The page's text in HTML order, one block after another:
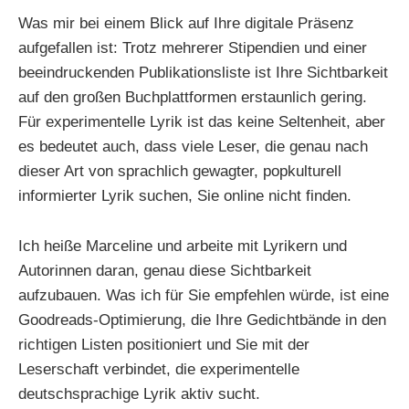
Was mir bei einem Blick auf Ihre digitale Präsenz
aufgefallen ist: Trotz mehrerer Stipendien und einer
beeindruckenden Publikationsliste ist Ihre Sichtbarkeit
auf den großen Buchplattformen erstaunlich gering.
Für experimentelle Lyrik ist das keine Seltenheit, aber
es bedeutet auch, dass viele Leser, die genau nach
dieser Art von sprachlich gewagter, popkulturell
informierter Lyrik suchen, Sie online nicht finden.
Ich heiße Marceline und arbeite mit Lyrikern und
Autorinnen daran, genau diese Sichtbarkeit
aufzubauen. Was ich für Sie empfehlen würde, ist eine
Goodreads-Optimierung, die Ihre Gedichtbände in den
richtigen Listen positioniert und Sie mit der
Leserschaft verbindet, die experimentelle
deutschsprachige Lyrik aktiv sucht.